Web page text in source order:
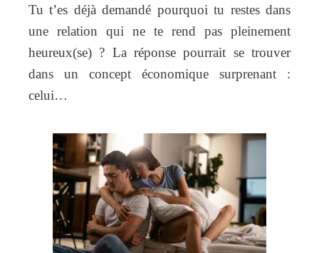
Tu t’es déjà demandé pourquoi tu restes dans
une relation qui ne te rend pas pleinement
heureux(se) ? La réponse pourrait se trouver
dans un concept économique surprenant :
celui…